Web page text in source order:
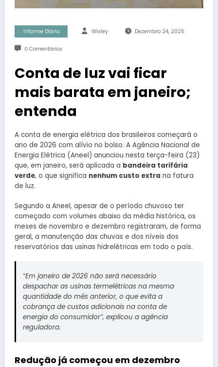
Informe Diário Wisley Dezembro 24, 2025
0 Comentários
Conta de luz vai ficar
mais barata em janeiro;
entenda
A conta de energia elétrica dos brasileiros começará o
ano de 2026 com alívio no bolso. A Agência Nacional de
Energia Elétrica (Aneel) anunciou nesta terça-feira (23)
que, em janeiro, será aplicada a bandeira tarifária
verde, o que significa nenhum custo extra na fatura
de luz.
Segundo a Aneel, apesar de o período chuvoso ter
começado com volumes abaixo da média histórica, os
meses de novembro e dezembro registraram, de forma
geral, a manutenção das chuvas e dos níveis dos
reservatórios das usinas hidrelétricas em todo o país.
“Em janeiro de 2026 não será necessário
despachar as usinas termelétricas na mesma
quantidade do mês anterior, o que evita a
cobrança de custos adicionais na conta de
energia do consumidor”, explicou a agência
reguladora.
Redução já começou em dezembro